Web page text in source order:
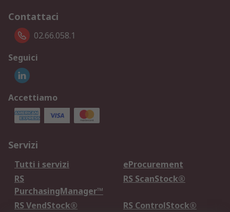
Contattaci
02.66.058.1
Seguici
Accettiamo
Servizi
Tutti i servizi
eProcurement
RS
PurchasingManager™
RS ScanStock®
RS VendStock®
RS ControlStock®